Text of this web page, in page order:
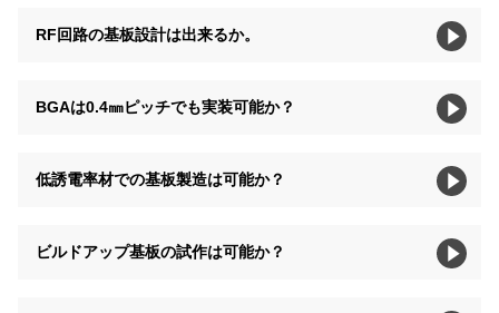
RF回路の基板設計は出来るか。
BGAは0.4㎜ピッチでも実装可能か？
低誘電率材での基板製造は可能か？
ビルドアップ基板の試作は可能か？